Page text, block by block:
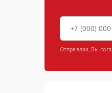
Отправляя, Вы